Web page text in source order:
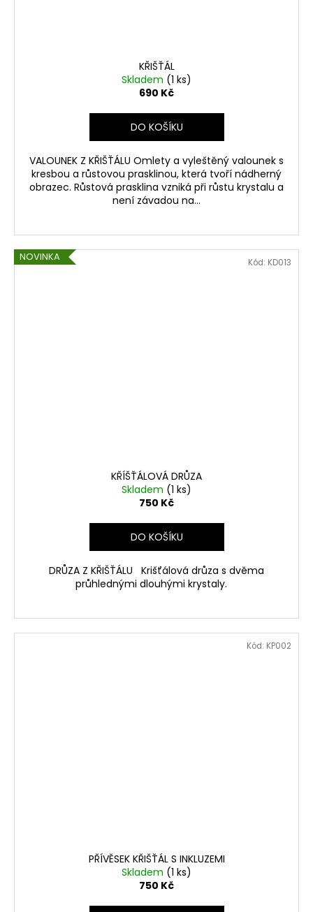
KŘIŠŤÁL
Skladem (1 ks)
690 Kč
DO KOŠÍKU
VALOUNEK Z KŘIŠŤÁLU Omlety a vyleštěný valounek s
kresbou a růstovou prasklinou, která tvoří nádherný
obrazec. Růstová prasklina vzniká při růstu krystalu a
není závadou na...
NOVINKA
KŘÍŠŤÁLOVÁ DRŮZA
Skladem (1 ks)
750 Kč
DO KOŠÍKU
DRŮZA Z KŘIŠŤÁLU Krišťálová drůza s dvěma
průhlednými dlouhými krystaly.
Kód: KD013
PŘÍVĚSEK KŘIŠŤÁL S INKLUZEMI
Skladem (1 ks)
750 Kč
Kód: KP002